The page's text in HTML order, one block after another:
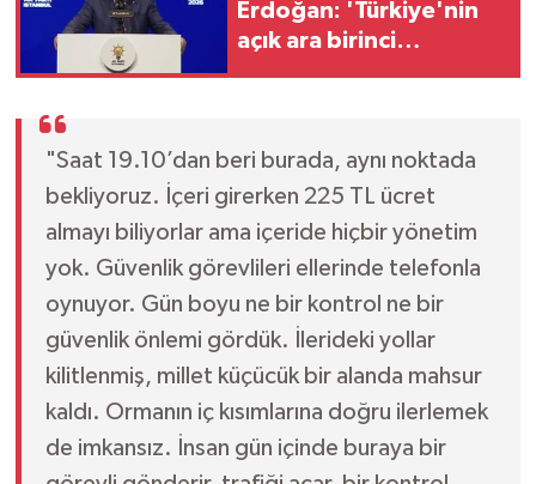
Erdoğan: 'Türkiye'nin
açık ara birinci
"Saat 19.10’dan beri burada, aynı noktada
bekliyoruz. İçeri girerken 225 TL ücret
almayı biliyorlar ama içeride hiçbir yönetim
yok. Güvenlik görevlileri ellerinde telefonla
oynuyor. Gün boyu ne bir kontrol ne bir
güvenlik önlemi gördük. İlerideki yollar
kilitlenmiş, millet küçücük bir alanda mahsur
kaldı. Ormanın iç kısımlarına doğru ilerlemek
de imkansız. İnsan gün içinde buraya bir